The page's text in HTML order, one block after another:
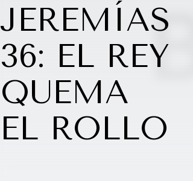
JEREMÍAS
36: EL REY
QUEMA
EL ROLLO